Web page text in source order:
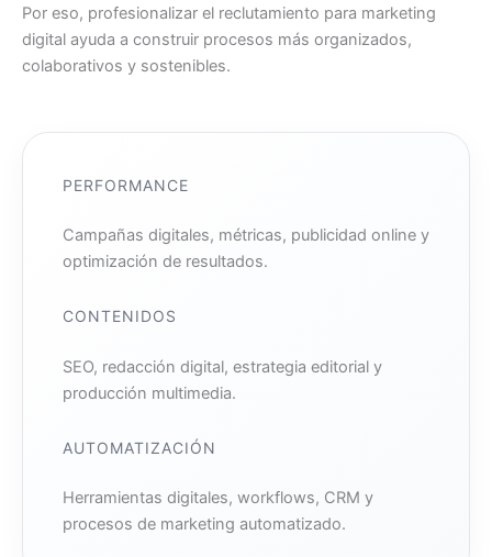
Por eso, profesionalizar el reclutamiento para marketing
digital ayuda a construir procesos más organizados,
colaborativos y sostenibles.
PERFORMANCE
Campañas digitales, métricas, publicidad online y
optimización de resultados.
CONTENIDOS
SEO, redacción digital, estrategia editorial y
producción multimedia.
AUTOMATIZACIÓN
Herramientas digitales, workflows, CRM y
procesos de marketing automatizado.